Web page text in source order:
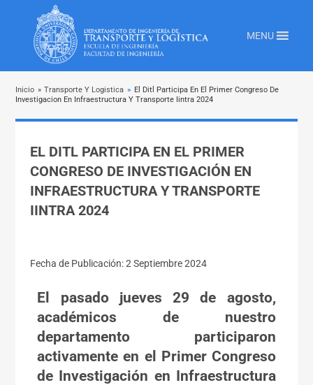
MENU
Inicio » Transporte Y Logistica » El Ditl Participa En El Primer Congreso De
Investigacion En Infraestructura Y Transporte Iintra 2024
EL DITL PARTICIPA EN EL PRIMER
CONGRESO DE INVESTIGACIÓN EN
INFRAESTRUCTURA Y TRANSPORTE
IINTRA 2024
Fecha de Publicación: 2 Septiembre 2024
El pasado jueves 29 de agosto,
académicos de nuestro
departamento participaron
activamente en el Primer Congreso
de Investigación en Infraestructura